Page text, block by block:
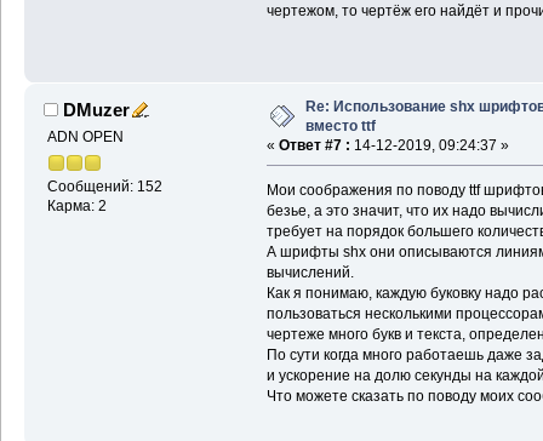
чертежом, то чертёж его найдёт и
DMuzer
ADN OPEN
Сообщений: 152
Карма: 2
Re: Использование shx
вместо ttf
« Ответ #7 : 14-12-2019, 09:24:37 »
Мои соображения по поводу ttf
безье, а это значит, что их надо
требует на порядок большего
А шрифты shx они описываются
вычислений.
Как я понимаю, каждую буковку надо
пользоваться несколькими
чертеже много букв и текста,
По сути когда много работаешь даже
и ускорение на долю секунды на
Что можете сказать по поводу моих